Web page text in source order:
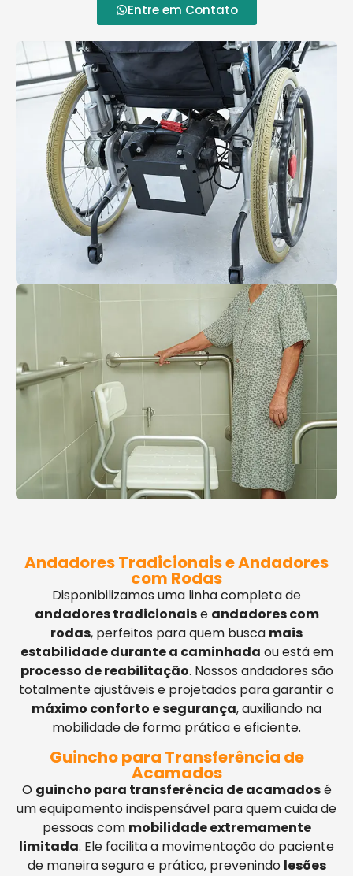
Entre em Contato
Andadores Tradicionais e Andadores
com Rodas
Disponibilizamos uma linha completa de
andadores tradicionaise andadores com
rodas, perfeitos para quem busca mais
estabilidade durante a caminhada ou está em
processo de reabilitação. Nossos andadores são
totalmente ajustáveis e projetados para garantir o
máximo conforto e segurança, auxiliando na
mobilidade de forma prática e eficiente.
Guincho para Transferência de
Acamados
O guincho para transferência de acamadosé
um equipamento indispensável para quem cuida de
pessoas com mobilidade extremamente
limitada. Ele facilita a movimentação do paciente
de maneira segura e prática, prevenindo lesões